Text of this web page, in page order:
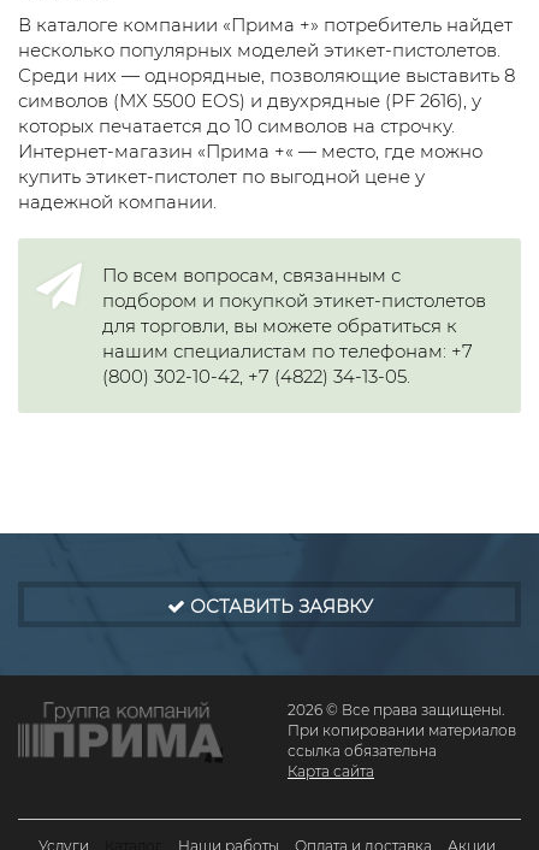
В каталоге компании «Прима +» потребитель найдет
несколько популярных моделей этикет-пистолетов.
Среди них — однорядные, позволяющие выставить 8
символов (MX 5500 EOS) и двухрядные (PF 2616), у
которых печатается до 10 символов на строчку.
Интернет-магазин «Прима +« — место, где можно
купить этикет-пистолет по выгодной цене у
надежной компании.
По всем вопросам, связанным с
подбором и покупкой этикет-пистолетов
для торговли, вы можете обратиться к
нашим специалистам по телефонам: +7
(800) 302-10-42, +7 (4822) 34-13-05.
ОСТАВИТЬ ЗАЯВКУ
2026 © Все права защищены.
При копировании материалов
ссылка обязательна
Карта сайта
Услуги Наши работы Оплата и доставка Акции